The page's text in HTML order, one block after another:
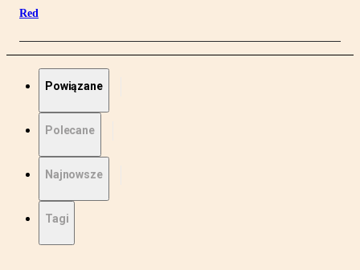
Red
Powiązane
Polecane
Najnowsze
Tagi